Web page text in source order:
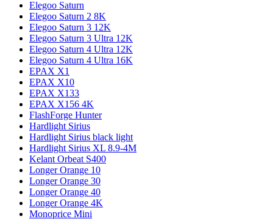
Elegoo Saturn
Elegoo Saturn 2 8K
Elegoo Saturn 3 12K
Elegoo Saturn 3 Ultra 12K
Elegoo Saturn 4 Ultra 12K
Elegoo Saturn 4 Ultra 16K
EPAX X1
EPAX X10
EPAX X133
EPAX X156 4K
FlashForge Hunter
Hardlight Sirius
Hardlight Sirius black light
Hardlight Sirius XL 8.9-4M
Kelant Orbeat S400
Longer Orange 10
Longer Orange 30
Longer Orange 40
Longer Orange 4K
Monoprice Mini